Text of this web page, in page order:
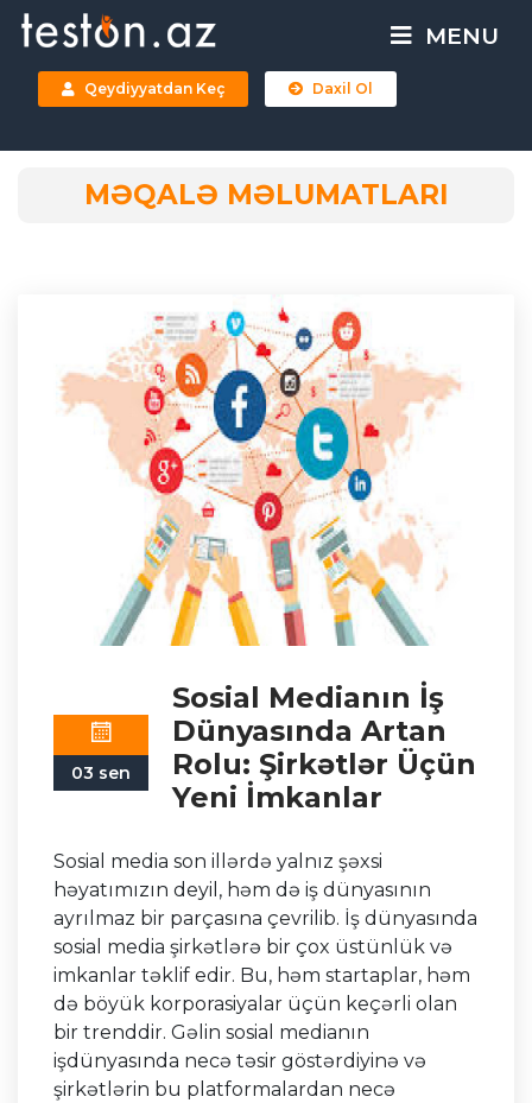
MENU
Qeydiyyatdan Keç Daxil Ol
MƏQALƏ MƏLUMATLARI
03 sen
Sosial Medianın İş
Dünyasında Artan
Rolu: Şirkətlər Üçün
Yeni İmkanlar
Sosial media son illərdə yalnız şəxsi
həyatımızın deyil, həm də iş dünyasının
ayrılmaz bir parçasına çevrilib. İş dünyasında
sosial media şirkətlərə bir çox üstünlük və
imkanlar təklif edir. Bu, həm startaplar, həm
də böyük korporasiyalar üçün keçərli olan
bir trenddir. Gəlin sosial medianın
işdünyasında necə təsir göstərdiyinə və
şirkətlərin bu platformalardan necə